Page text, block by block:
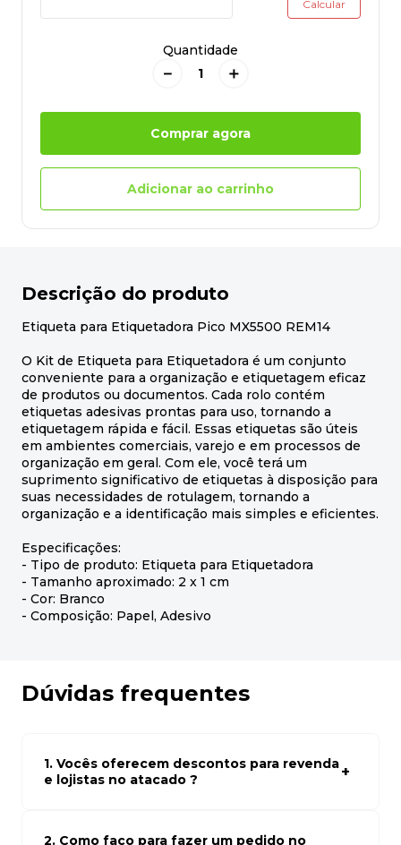
Quantidade
＋
－
Comprar agora
Adicionar ao carrinho
Descrição do produto
Etiqueta para Etiquetadora Pico MX5500 REM14
O Kit de Etiqueta para Etiquetadora é um conjunto
conveniente para a organização e etiquetagem eficaz
de produtos ou documentos. Cada rolo contém
etiquetas adesivas prontas para uso, tornando a
etiquetagem rápida e fácil. Essas etiquetas são úteis
em ambientes comerciais, varejo e em processos de
organização em geral. Com ele, você terá um
suprimento significativo de etiquetas à disposição para
suas necessidades de rotulagem, tornando a
organização e a identificação mais simples e eficientes.
Especificações:
- Tipo de produto: Etiqueta para Etiquetadora
- Tamanho aproximado: 2 x 1 cm
- Cor: Branco
- Composição: Papel, Adesivo
Dúvidas frequentes
1. Vocês oferecem descontos para revenda
e lojistas no atacado ?
atacado empresas e compre com os melhores preços
2. Como faço para fazer um pedido no